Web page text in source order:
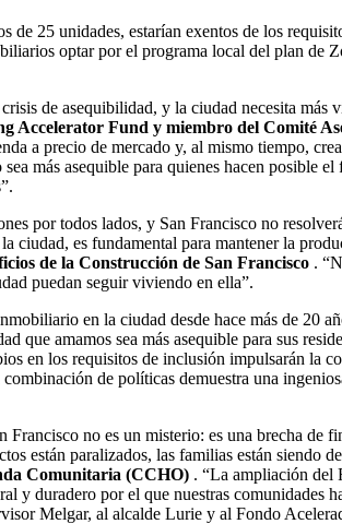
de 25 unidades, estarían exentos de los
optar por el programa local del plan de
de asequibilidad, y la ciudad necesita
Accelerator Fund y miembro del Comité
a precio de mercado y, al mismo tiempo,
más asequible para quienes hacen posible
por todos lados, y San Francisco no
ciudad, es fundamental para mantener la
de la Construcción de San Francisco .
puedan seguir viviendo en ella”.
en la ciudad desde hace más de 20
que amamos sea más asequible para sus
en los requisitos de inclusión impulsarán la
de políticas demuestra una
Francisco no es un misterio: es una brecha
están paralizados, las familias están siendo
Comunitaria (CCHO) . “La ampliación del
y duradero por el que nuestras
Melgar, al alcalde Lurie y al Fondo